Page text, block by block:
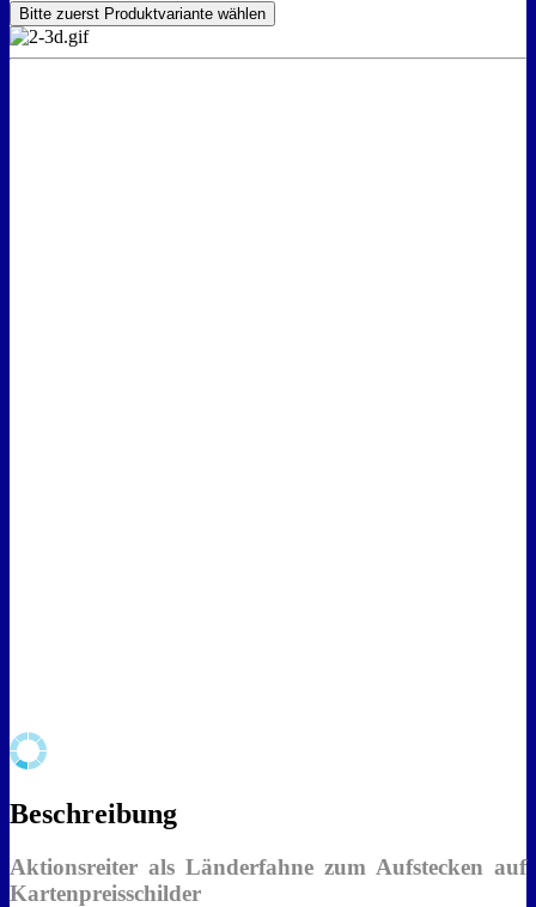
Bitte zuerst Produktvariante wählen
Beschreibung
Aktionsreiter als Länderfahne zum Aufstecken auf
Kartenpreisschilder